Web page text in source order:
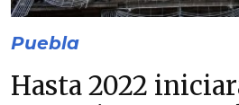
Puebla
Hasta 2022